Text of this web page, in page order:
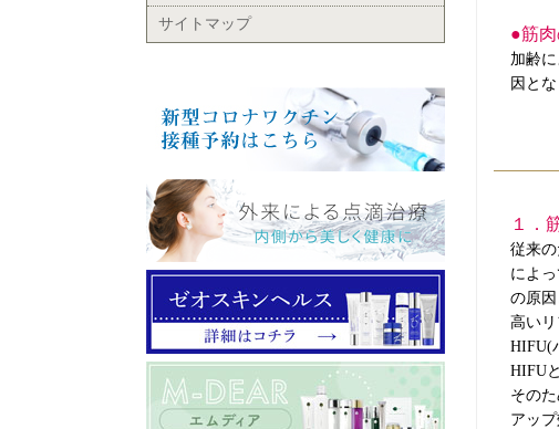
●筋
加齢
因とな
１．
従来
によ
の原
高いリ
HIFU(
HIFU
その
アッ
サイトマップ